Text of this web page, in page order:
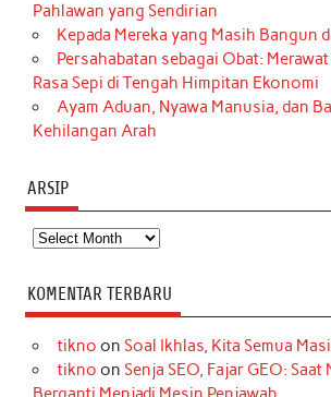
Pahlawan yang Sendirian
Kepada Mereka yang Masih Bangun
Persahabatan sebagai Obat:
Rasa Sepi di Tengah Himpitan Ekonomi
Ayam Aduan, Nyawa Manusia, dan
Kehilangan Arah
ARSIP
Arsip
KOMENTAR TERBARU
tikno on Soal Ikhlas, Kita Semua
tikno on Senja SEO, Fajar GEO: Saat